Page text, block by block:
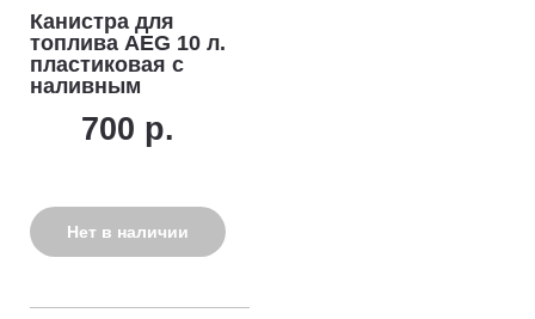
Канистра для
топлива AEG 10 л.
пластиковая с
наливным
700 р.
Нет в наличии